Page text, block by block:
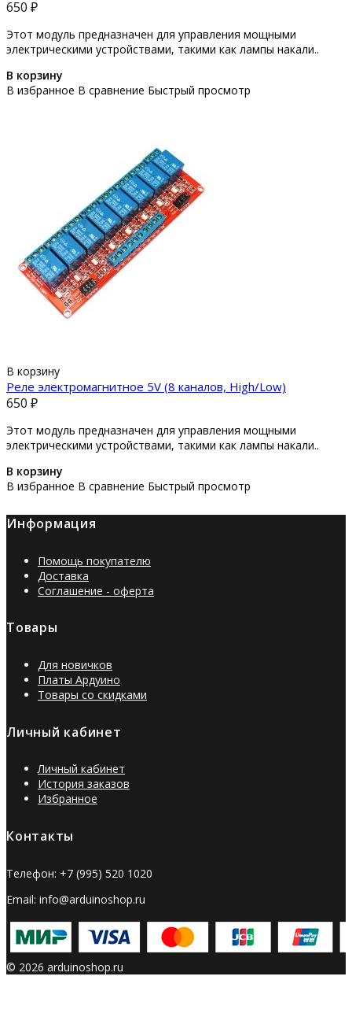
650 ₽
Этот модуль предназначен для управления мощными
электрическими устройствами, такими как лампы накали..
В корзину
В избранное В сравнение Быстрый просмотр
В корзину
Реле электромагнитное 5V (8 каналов, High/Low)
650 ₽
Этот модуль предназначен для управления мощными
электрическими устройствами, такими как лампы накали..
В корзину
В избранное В сравнение Быстрый просмотр
Информация
Помощь покупателю
Доставка
Соглашение - оферта
Товары
Для новичков
Платы Ардуино
Товары со скидками
Личный кабинет
Личный кабинет
История заказов
Избранное
Контакты
Телефон: +7 (995) 520 1020
Email: info@arduinoshop.ru
© 2026 arduinoshop.ru